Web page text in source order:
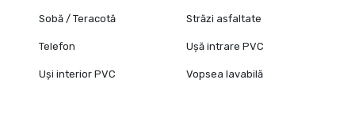
Sobă / Teracotă Străzi asfaltate
Telefon Ușă intrare PVC
Uși interior PVC Vopsea lavabilă